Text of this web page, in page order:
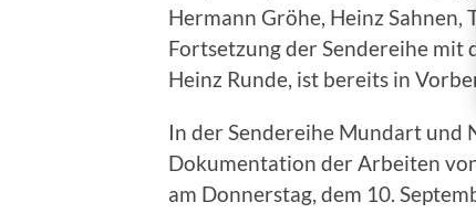
Hermann Gröhe, Heinz Sahnen,
Fortsetzung der Sendereihe mit
Heinz Runde, ist bereits in
In der Sendereihe Mundart und
Dokumentation der Arbeiten
am Donnerstag, dem 10.